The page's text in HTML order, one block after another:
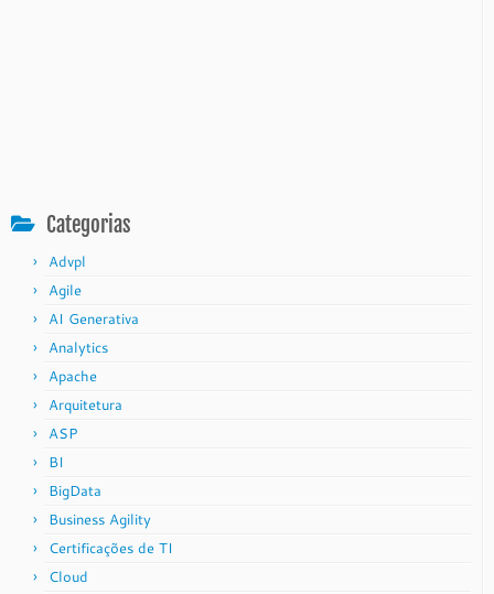
Categorias
Advpl
Agile
AI Generativa
Analytics
Apache
Arquitetura
ASP
BI
BigData
Business Agility
Certificações de TI
Cloud